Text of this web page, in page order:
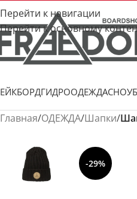
Перейти к навигации
Перейти к основному
ГИДРООДЕЖДА
Главная/ОДЕЖДА/Шапки/
-29%